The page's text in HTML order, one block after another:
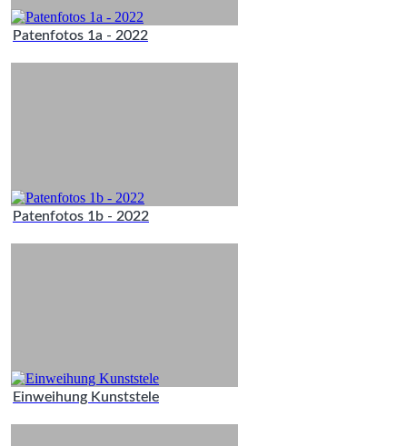
Patenfotos 1a - 2022
Patenfotos 1b - 2022
Einweihung Kunststele